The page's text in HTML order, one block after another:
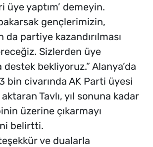
üye yaptım’ demeyin.
gençlerimizin,
da partiye kazandırılması
Sizlerden üye
bekliyoruz.” Alanya’da
bin civarında AK Parti üyesi
Tavlı, yıl sonuna kadar
üzerine çıkarmayı
belirtti.
ve dualarla